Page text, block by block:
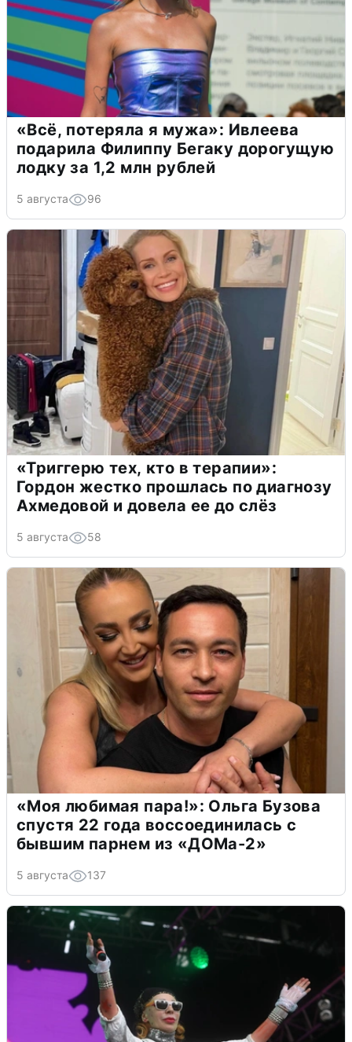
«Всё, потеряла я мужа»: Ивлеева
подарила Филиппу Бегаку дорогущую
лодку за 1,2 млн рублей
5 августа 96
«Триггерю тех, кто в терапии»:
Гордон жестко прошлась по диагнозу
Ахмедовой и довела ее до слёз
5 августа 58
«Моя любимая пара!»: Ольга Бузова
спустя 22 года воссоединилась с
бывшим парнем из «ДОМа-2»
5 августа 137